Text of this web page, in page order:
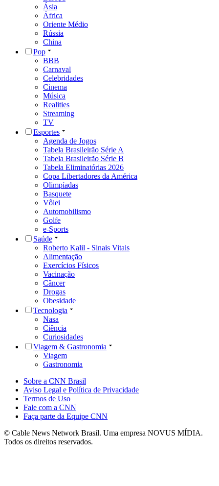
Ásia
África
Oriente Médio
Rússia
China
Pop
BBB
Carnaval
Celebridades
Cinema
Música
Realities
Streaming
TV
Esportes
Agenda de Jogos
Tabela Brasileirão Série A
Tabela Brasileirão Série B
Tabela Eliminatórias 2026
Copa Libertadores da América
Olimpíadas
Basquete
Vôlei
Automobilismo
Golfe
e-Sports
Saúde
Roberto Kalil - Sinais Vitais
Alimentação
Exercícios Físicos
Vacinação
Câncer
Drogas
Obesidade
Tecnologia
Nasa
Ciência
Curiosidades
Viagem & Gastronomia
Viagem
Gastronomia
Sobre a CNN Brasil
Aviso Legal e Política de Privacidade
Termos de Uso
Fale com a CNN
Faça parte da Equipe CNN
© Cable News Network Brasil. Uma empresa NOVUS MÍDIA.
Todos os direitos reservados.